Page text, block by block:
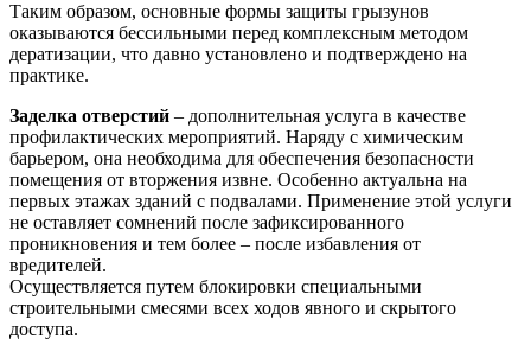
Таким образом, основные формы защиты грызунов
оказываются бессильными перед комплексным методом
дератизации, что давно установлено и подтверждено на
практике.
Заделка отверстий – дополнительная услуга в качестве
профилактических мероприятий. Наряду с химическим
барьером, она необходима для обеспечения безопасности
помещения от вторжения извне. Особенно актуальна на
первых этажах зданий с подвалами. Применение этой услуги
не оставляет сомнений после зафиксированного
проникновения и тем более – после избавления от
вредителей.
Осуществляется путем блокировки специальными
строительными смесями всех ходов явного и скрытого
доступа.